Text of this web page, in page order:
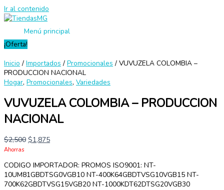
Ir al contenido
Menú principal
¡Oferta!
Inicio / Importados / Promocionales / VUVUZELA COLOMBIA –
PRODUCCION NACIONAL
Hogar, Promocionales, Variedades
VUVUZELA COLOMBIA – PRODUCCION
NACIONAL
$2,500 $1,875
Ahorras
CODIGO IMPORTADOR: PROMOS ISO9001: NT-
10UM81GBDTSG0VGB10 NT-400K64GBDTVSG10VGB15 NT-
700K62GBDTVSG15VGB20 NT-1000KDT62DTSG20VGB30